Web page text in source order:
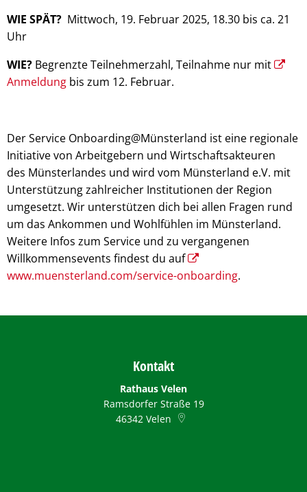
WIE SPÄT? Mittwoch, 19. Februar 2025, 18.30 bis ca. 21
Uhr
WIE? Begrenzte Teilnehmerzahl, Teilnahme nur mit
Anmeldung bis zum 12. Februar.
Der Service Onboarding@Münsterland ist eine regionale
Initiative von Arbeitgebern und Wirtschaftsakteuren
des Münsterlandes und wird vom Münsterland e.V. mit
Unterstützung zahlreicher Institutionen der Region
umgesetzt. Wir unterstützen dich bei allen Fragen rund
um das Ankommen und Wohlfühlen im Münsterland.
Weitere Infos zum Service und zu vergangenen
Willkommensevents findest du auf
www.muensterland.com/service-onboarding.
Kontakt
Rathaus Velen
Ramsdorfer Straße 19
46342 Velen